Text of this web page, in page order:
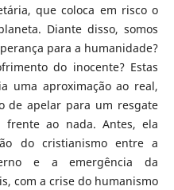
que coloca em risco o
Diante disso, somos
para a humanidade?
do inocente? Estas
uma aproximação ao real,
de apelar para um resgate
frente ao nada. Antes, ela
do cristianismo entre a
e a emergência da
com a crise do humanismo